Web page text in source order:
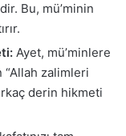
Bu, mü’minin
Ayet, mü’minlere
zalimleri
derin hikmeti